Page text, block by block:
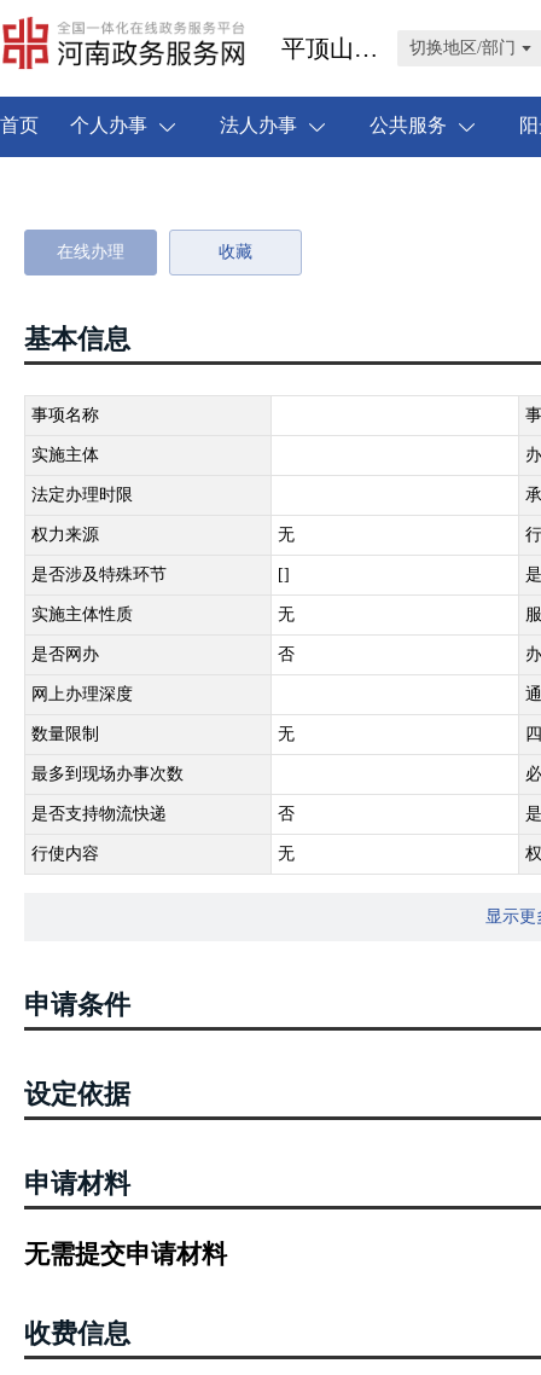
平顶山市叶县 切换地区/部门
首页 个人办事 法人办事 公共服务
在线办理 收藏
基本信息
事项名称
实施主体
法定办理时限
权力来源 无
是否涉及特殊环节 []
实施主体性质 无
是否网办 否
网上办理深度
数量限制 无
最多到现场办事次数
是否支持物流快递 否
行使内容 无
显示更
申请条件
设定依据
申请材料
无需提交申请材料
收费信息